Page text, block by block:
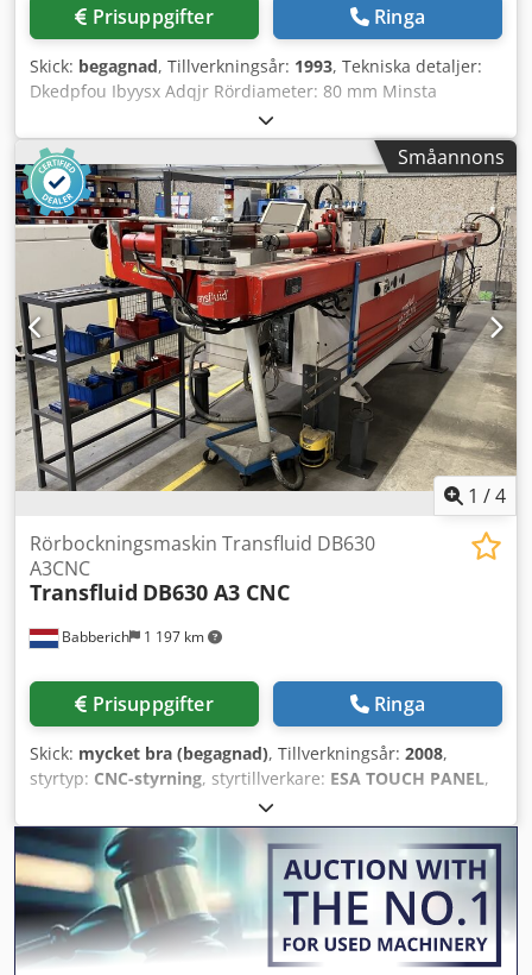
Prisuppgifter Ringa
Skick: begagnad, Tillverkningsår: 1993, Tekniska detaljer:
Dkedpfou Ibyysx Adqjr Rördiameter: 80 mm Minsta
rördiameter: 6 mm Styrning för program: Gelma MM-1
Röruppmatningslängd: 1800 mm Maskinens vikt ca.: 0,232
t Maskinens mått ca. LxBxH: 1,9 x 0,7 x 1,3 m
Halvautomatisk RÖRBÖJNINGSMASKIN Arbetslägen:
manuell drift samt halvautomatisk Användningsområde:
för återkommande, upprepade bockningsprocesser av rör
(t.ex. hydraulikrörläggning) Vridenheten med
bockningsförval för 3 olika bockningsvinklar i enkel- och
automatikläge. För närvarande är maskinen utrustad med
ett anslagsstag för rörstorlek Ø 10 mm och 6 vinkellägen.
Bockningsradie beroende av materialet som används.
Rörbockningsmaskinen är mobil/flyttbar.
Utrustning/tillbehör: 6 st kamstänger/anslagsstänger 6 st
styrskivor Bockningsverktyg för Ø 12 mm *
Småannons
1 /4
Babberich 1 197 km
Rörbockningsmaskin Transfluid DB630
A3CNC
Transfluid DB630 A3 CNC
Prisuppgifter Ringa
Skick: mycket bra (begagnad), Tillverkningsår: 2008,
styrtyp: CNC-styrning, styrtillverkare: ESA TOUCH PANEL,
4 000 mm
mm, böjningsradie (min.):10 mm, totalvikt:3 700 kg, total
längd:6 000 mm , total bredd:1 800 mm , total höjd:1 800
mm
, Rörbockningsmaskin Transfluid - DB630 A3 CNC
MACH-ID 9616 Tillverkare: Transfluid Typ: DB630 A3 CNC
Djdpoy N Rv Iefx Adqekr Styrsystem: ESA TOUCH PANEL
Årsmodell: 2008 Max. produkt Ø: 30mm Min. produkt Ø: